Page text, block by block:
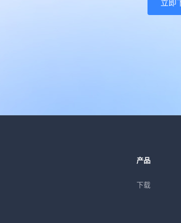
立即
产品
下载